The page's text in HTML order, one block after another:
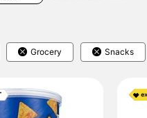
Grocery Snacks